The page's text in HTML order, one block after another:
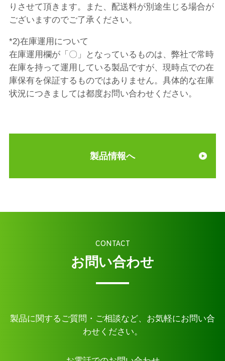
りさせて頂きます。また、配送料が別途生じる場合が
ございますのでご了承ください。
*2)在庫運用について
在庫運用欄が「〇」となっているものは、弊社で常時
在庫を持って運用している製品ですが、現時点での在
庫保有を保証するものではありません。具体的な在庫
状況につきましては都度お問い合わせください。
製品情報へ
CONTACT
お問い合わせ
製品に関するご質問・ご相談など、お気軽にお問い合
わせください。